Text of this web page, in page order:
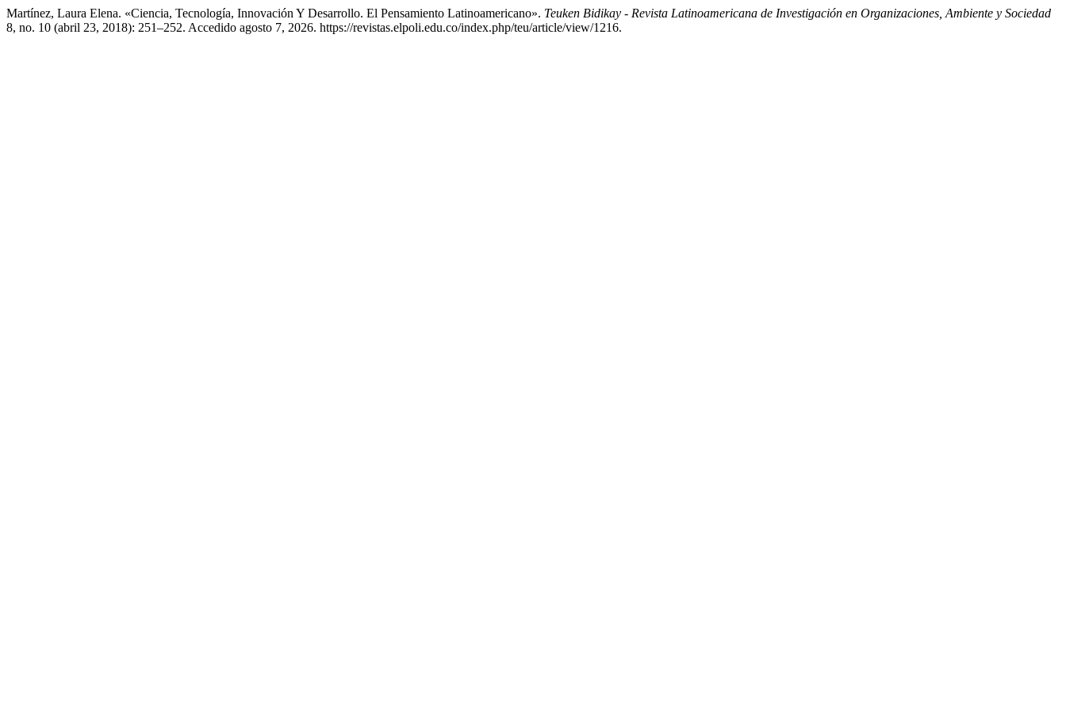
Martínez, Laura Elena. «Ciencia, Tecnología, Innovación Y Desarrollo. El Pensamiento Latinoamericano». Teuken Bidikay - Revista Latinoamericana de Investigación en Organizaciones, Ambiente y Sociedad
8, no. 10 (abril 23, 2018): 251–252. Accedido agosto 7, 2026. https://revistas.elpoli.edu.co/index.php/teu/article/view/1216.